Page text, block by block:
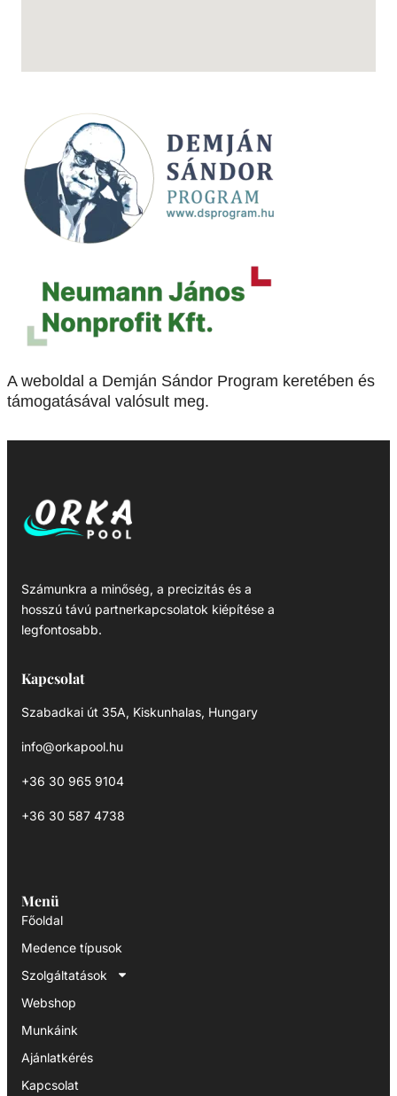
A weboldal a Demján Sándor Program keretében és
támogatásával valósult meg.
Számunkra a minőség, a precizitás és a
hosszú távú partnerkapcsolatok kiépítése a
legfontosabb.
Kapcsolat
Szabadkai út 35A, Kiskunhalas, Hungary
info@orkapool.hu
+36 30 965 9104
+36 30 587 4738
Menü
Főoldal
Medence típusok
Szolgáltatások
Webshop
Munkáink
Ajánlatkérés
Kapcsolat